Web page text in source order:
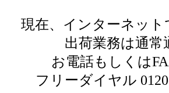
現在、インターネッ
出荷業務は通
お電話もしくは
フリーダイヤル